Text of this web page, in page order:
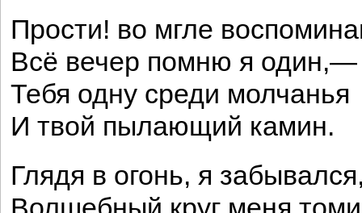
Прости! во мгле
Всё вечер помню я один,—
Тебя одну среди молчанья
И твой пылающий камин.
Глядя в огонь, я